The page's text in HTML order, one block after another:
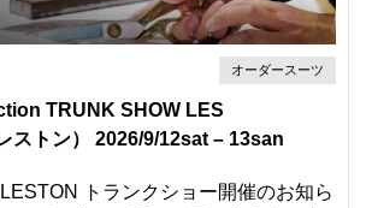
オーダースーツ
TRUNK SHOW LES
ストン） 2026/9/12sat – 13san
トランクショー開催のお知ら